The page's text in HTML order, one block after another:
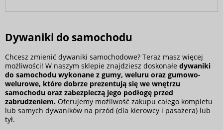
Dywaniki do samochodu
Chcesz zmienić dywaniki samochodowe? Teraz masz więcej
możliwości! W naszym sklepie znajdziesz doskonałe dywaniki
do samochodu wykonane z gumy, weluru oraz gumowo-
welurowe, które dobrze prezentują się we wnętrzu
samochodu oraz zabezpieczą jego podłogę przed
zabrudzeniem. Oferujemy możliwość zakupu całego kompletu
lub samych dywaników na przód (dla kierowcy i pasażera) lub
tył.